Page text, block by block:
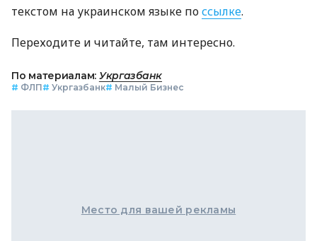
текстом на украинском языке поссылке.
Переходите и читайте, там интересно.
По материалам: Укргазбанк
# ФЛП# Укргазбанк# Малый Бизнес
Место для вашей рекламы